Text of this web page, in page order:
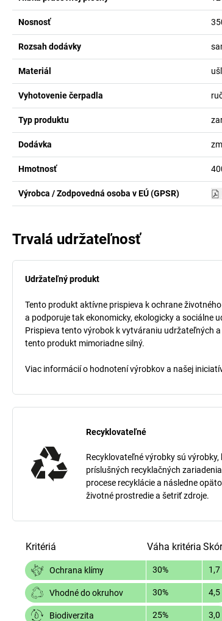
Nosnosť
Rozsah dodávky
Materiál
Vyhotovenie čerpadla
Typ produktu
Dodávka
Hmotnosť
Výrobca / Zodpovedná osoba v EÚ (GPSR)
Trvalá udržateľnosť
Udržateľný produkt
Tento produkt aktívne prispieva k ochrane
a podporuje tak ekonomicky, ekologicky a sociálne
Prispieva tento výrobok k vytváraniu udržateľných
tento produkt mimoriadne silný.
Viac informácií o hodnotení výrobkov a našej
Recyklovateľné
Recyklovateľné výrobky sú
príslušných recyklačných
procese recyklácie a následne
životné prostredie a šetriť zdroje.
Kritériá Váha kritéria
Ochrana klímy 30% 1,7
Vhodné do okruhov 30% 4,5
Biodiverzita 25% 3,0